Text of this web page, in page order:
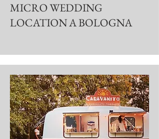
MICRO WEDDING
LOCATION A BOLOGNA